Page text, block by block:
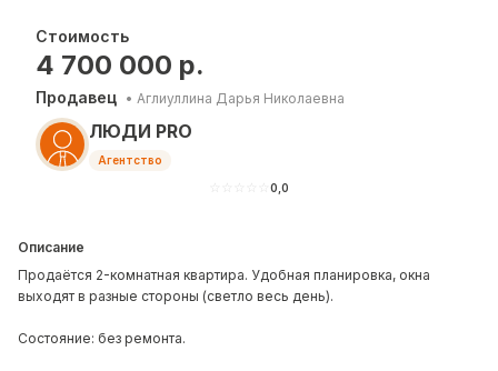
Стоимость
4 700 000 р.
Продавец • Аглиуллина Дарья Николаевна
ЛЮДИ PRO
Агентство
0,0
Описание
Продаётся 2-комнатная квартира. Удобная планировка, окна
выходят в разные стороны (светло весь день).
Состояние: без ремонта.